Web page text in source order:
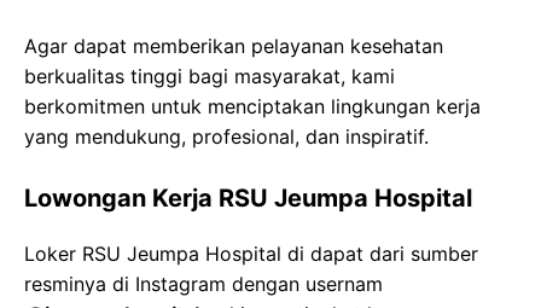
Agar dapat memberikan pelayanan kesehatan
berkualitas tinggi bagi masyarakat, kami
berkomitmen untuk menciptakan lingkungan kerja
yang mendukung, profesional, dan inspiratif.
Lowongan Kerja RSU Jeumpa Hospital
Loker RSU Jeumpa Hospital di dapat dari sumber
resminya di Instagram dengan usernam